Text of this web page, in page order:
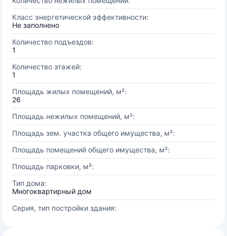
Класс энергетической эффективности:
Не заполнено
Количество подъездов:
1
Количество этажей:
1
Площадь жилых помещений, м²:
26
Площадь нежилых помещений, м²:
Площадь зем. участка общего имущества, м²:
Площадь помещений общего имущества, м²:
Площадь парковки, м²:
Тип дома:
Многоквартирный дом
Серия, тип постройки здания: